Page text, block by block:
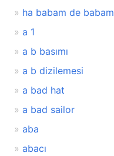
ha babam de babam
a 1
a b basımı
a b dizilemesi
a bad hat
a bad sailor
aba
abacı